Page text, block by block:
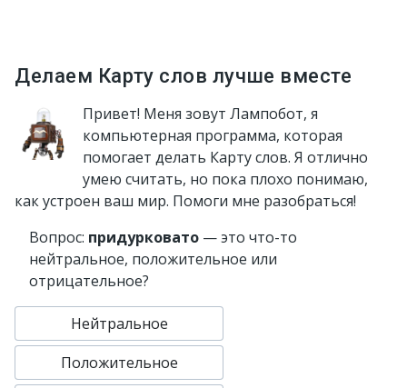
Делаем Карту слов лучше вместе
Привет! Меня зовут Лампобот, я
компьютерная программа, которая
помогает делать Карту слов. Я отлично
умею считать, но пока плохо понимаю,
как устроен ваш мир. Помоги мне разобраться!
Вопрос: придурковато — это что-то
нейтральное, положительное или
отрицательное?
Нейтральное
Положительное